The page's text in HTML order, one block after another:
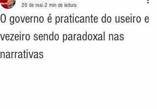
O governo é praticante do useiro e
vezeiro sendo paradoxal nas
narrativas
20 de mai.2 min de leitura